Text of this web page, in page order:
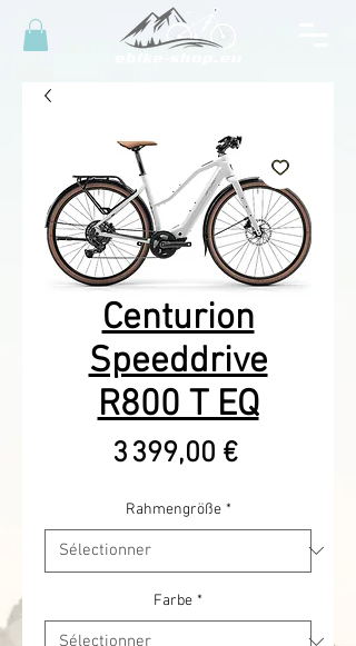
Centurion
Speeddrive
R800 T EQ
3 399,00 €Prix
Rahmengröße *
Farbe *